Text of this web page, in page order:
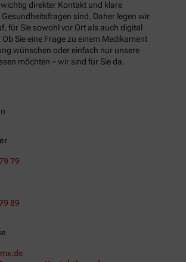
direkter Kontakt und klare
sind. Daher legen wir
für Sie sowohl vor Ort als auch digital
Sie eine Frage zu einem Medikament
wünschen oder einfach nur unsere
möchten – wir sind für Sie da.
79
89